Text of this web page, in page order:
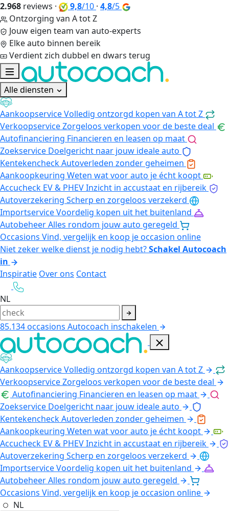
2.968 reviews · 9,8/10 · 4,8/5
Ontzorging van A tot Z
Jouw eigen team van auto-experts
Elke auto binnen bereik
Verdient zich dubbel en dwars terug
Alle diensten
AankoopserviceVolledig ontzorgd kopen van A tot Z
VerkoopserviceZorgeloos verkopen voor de beste deal
Autofinanciering Financieren en leasen op maat
Zoekservice Doelgericht naar jouw ideale auto
KentekencheckAutoverleden zonder geheimen
Aankoopkeuring Weten wat voor auto je écht koopt
Accucheck EV & PHEVInzicht in accustaat en rijbereik
Autoverzekering Scherp en zorgeloos verzekerd
ImportserviceVoordelig kopen uit het buitenland
AutobeheerAlles rondom jouw auto geregeld
Occasions Vind, vergelijk en koop je occasion online
Niet zeker welke dienst je nodig hebt?Schakel Autocoach
in
Inspiratie Over ons Contact
NL
85.134occasions Autocoach inschakelen
AankoopserviceVolledig ontzorgd kopen van A tot Z
VerkoopserviceZorgeloos verkopen voor de beste deal
Autofinanciering Financieren en leasen op maat
Zoekservice Doelgericht naar jouw ideale auto
KentekencheckAutoverleden zonder geheimen
Aankoopkeuring Weten wat voor auto je écht koopt
Accucheck EV & PHEVInzicht in accustaat en rijbereik
Autoverzekering Scherp en zorgeloos verzekerd
ImportserviceVoordelig kopen uit het buitenland
AutobeheerAlles rondom jouw auto geregeld
Occasions Vind, vergelijk en koop je occasion online
NL